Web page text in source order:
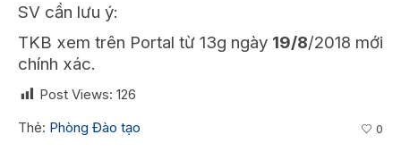
SV cần lưu ý:
TKB xem trên Portal từ 13g ngày 19/8/2018 mới
chính xác.
Post Views: 126
Thẻ: Phòng Đào tạo 0